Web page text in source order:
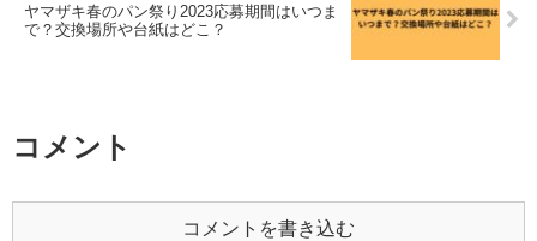
ヤマザキ春のパン祭り2023応募期間はいつま
で？交換場所や台紙はどこ？
コメント
コメントを書き込む